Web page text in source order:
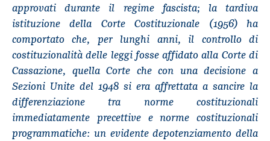
approvati durante il regime fascista; la tardiva
istituzione della Corte Costituzionale (1956) ha
comportato che, per lunghi anni, il controllo di
costituzionalità delle leggi fosse affidato alla Corte di
Cassazione, quella Corte che con una decisione a
Sezioni Unite del 1948 si era affrettata a sancire la
differenziazione tra norme costituzionali
immediatamente precettive e norme costituzionali
programmatiche: un evidente depotenziamento della